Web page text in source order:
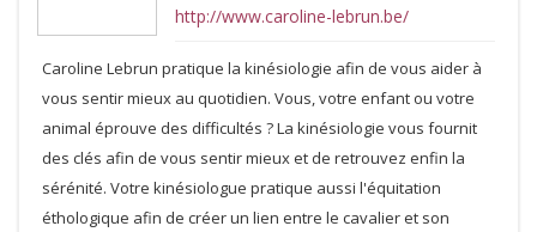
http://www.caroline-lebrun.be/
Caroline Lebrun pratique la kinésiologie afin de vous aider à
vous sentir mieux au quotidien. Vous, votre enfant ou votre
animal éprouve des difficultés ? La kinésiologie vous fournit
des clés afin de vous sentir mieux et de retrouvez enfin la
sérénité. Votre kinésiologue pratique aussi l'équitation
éthologique afin de créer un lien entre le cavalier et son